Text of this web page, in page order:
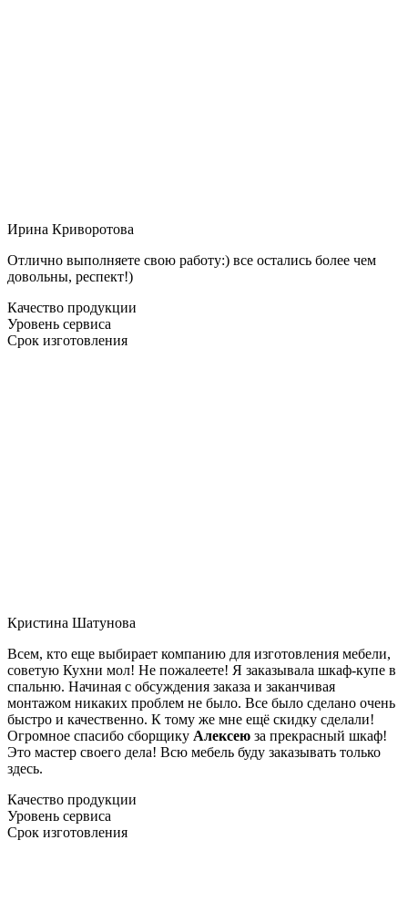
Ирина Криворотова
Отлично выполняете свою работу:) все остались более чем
довольны, респект!)
Качество продукции
Уровень сервиса
Срок изготовления
Кристина Шатунова
Всем, кто еще выбирает компанию для изготовления мебели,
советую Кухни мол! Не пожалеете! Я заказывала шкаф-купе в
спальню. Начиная с обсуждения заказа и заканчивая
монтажом никаких проблем не было. Все было сделано очень
быстро и качественно. К тому же мне ещё скидку сделали!
Огромное спасибо сборщику Алексею за прекрасный шкаф!
Это мастер своего дела! Всю мебель буду заказывать только
здесь.
Качество продукции
Уровень сервиса
Срок изготовления